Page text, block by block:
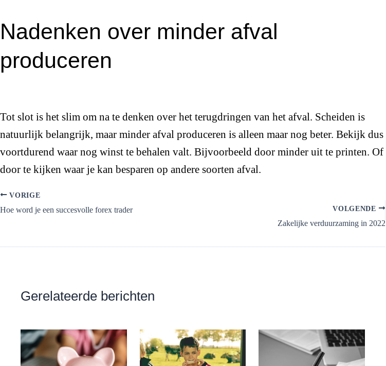
Nadenken over minder afval
produceren
Tot slot is het slim om na te denken over het terugdringen van het afval. Scheiden is
natuurlijk belangrijk, maar minder afval produceren is alleen maar nog beter. Bekijk dus
voortdurend waar nog winst te behalen valt. Bijvoorbeeld door minder uit te printen. Of
door te kijken waar je kan besparen op andere soorten afval.
VORIGE
Hoe word je een succesvolle forex trader VOLGENDE
Zakelijke verduurzaming in 2022
Gerelateerde berichten